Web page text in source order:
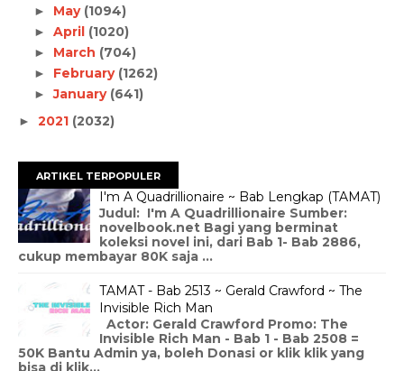
► May (1094)
► April (1020)
► March (704)
► February (1262)
►January (641)
► 2021 (2032)
ARTIKEL TERPOPULER
I'm A Quadrillionaire ~ Bab Lengkap (TAMAT)
Judul: I'm A Quadrillionaire Sumber:
novelbook.net Bagi yang berminat
koleksi novel ini, dari Bab 1- Bab 2886,
cukup membayar 80K saja ...
TAMAT - Bab 2513 ~ Gerald Crawford ~ The
Invisible Rich Man
Actor: Gerald Crawford Promo: The
Invisible Rich Man - Bab 1 - Bab 2508 =
50K Bantu Admin ya, boleh Donasi or klik klik yang
bisa di klik...